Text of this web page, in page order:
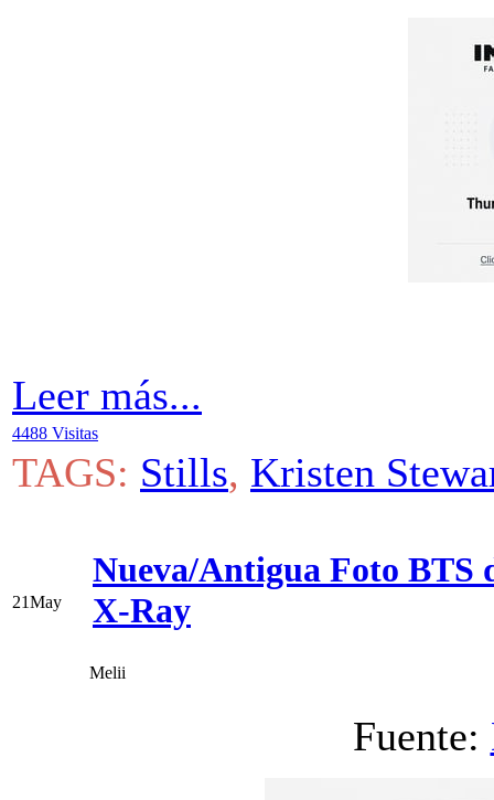
Leer más...
4488 Visitas
TAGS: Stills, Kristen
21May
Nueva/Antigua Foto BTS
X-Ray
Melii
Fuente: